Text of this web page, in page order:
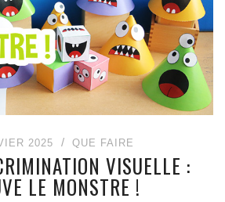
2025 QUE FAIRE
VISUELLE :
LE MONSTRE !